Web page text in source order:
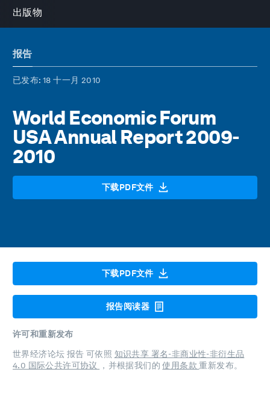
出版物
报告
已发布: 18 十一月 2010
World Economic Forum
USA Annual Report 2009-
2010
下载PDF文件
下载PDF文件
报告阅读器
许可和重新发布
世界经济论坛 报告 可依照 知识共享 署名-非商业性-非衍生品
4.0 国际公共许可协议
，并根据我们的使用条款重新发布。